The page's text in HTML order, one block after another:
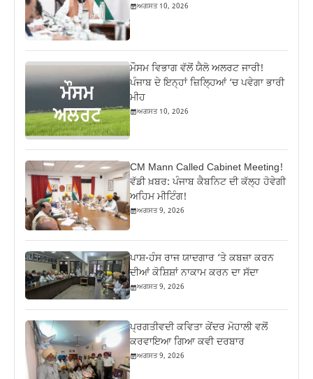
ਅਗਸਤ 10, 2026
ਮੌਸਮ ਵਿਭਾਗ ਵੱਲੋਂ ਯੈਲੋ ਅਲਰਟ ਜਾਰੀ!
ਪੰਜਾਬ ਦੇ ਇਨ੍ਹਾਂ ਜ਼ਿਲ੍ਹਿਆਂ ‘ਚ ਪਵੇਗਾ ਭਾਰੀ
ਮੀਹ
ਅਗਸਤ 10, 2026
CM Mann Called Cabinet Meeting!
ਵੱਡੀ ਖ਼ਬਰ: ਪੰਜਾਬ ਕੈਬਨਿਟ ਦੀ ਕੱਲ੍ਹ ਹੋਵੇਗੀ
ਅਹਿਮ ਮੀਟਿੰਗ!
ਅਗਸਤ 9, 2026
ਪਾਸ਼-ਹੰਸ ਰਾਜ ਯਾਦਗਾਰ ‘ਤੇ ਕਬਜ਼ਾ ਕਰਨ
ਦੀਆਂ ਕੋਸ਼ਿਸ਼ਾਂ ਨਾਕਾਮ ਕਰਨ ਦਾ ਸੱਦਾ
ਅਗਸਤ 9, 2026
ਪ੍ਰਗਤੀਵਦੀ ਕਵਿਤਾ ਕੇਂਦਰ ਮੋਹਾਲੀ ਵਲੋਂ
ਕਰਵਾਇਆ ਗਿਆ ਕਵੀ ਦਰਬਾਰ
ਅਗਸਤ 9, 2026